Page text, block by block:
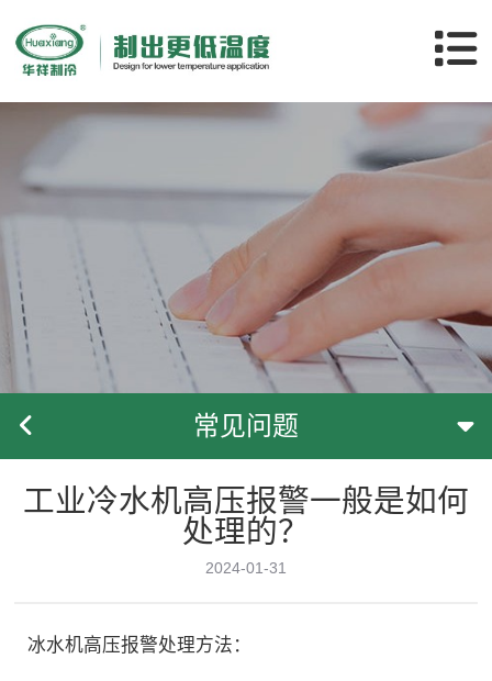
产品中心
应用领域
客户案例
服务支持
新闻中心
常见问题
工业冷水机高压报警一般是如何
处理的？
2024-01-31
冰水机高压报警处理方法：